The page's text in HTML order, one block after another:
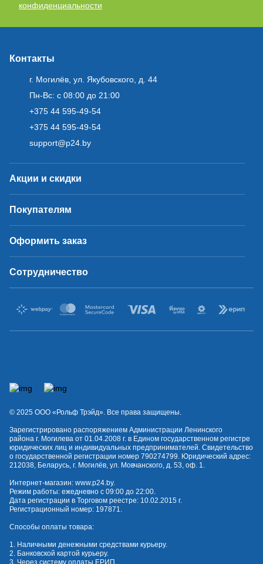
конфиденциальности
Контакты
г. Могилёв, ул. Якубовского, д. 44
Пн-Вс: с 08:00 до 21:00
+375 44 595-49-54
+375 44 595-49-54
support@p24.by
Акции и скидки
Покупателям
Оформить заказ
Сотрудничество
© 2025 OOO «Рольф Трэйд». Все права защищены.
Зарегистрировано распоряжением Администрации Ленинского
района г. Могилева от 01.04.2008 г. в Едином государственном регистре
юридических лиц и индивидуальных предпринимателей. Свидетельство
о государственной регистрации номер 790274799. Юридический адрес:
212038, Беларусь, г. Могилёв, ул. Мовчанского, д. 53, оф. 1.
Интернет-магазин: www.p24.by.
Режим работы: ежедневно с 09:00 до 22:00.
Дата регистрации в Торговом реестре: 10.02.2015 г.
Регистрационный номер: 197871.
Способы оплаты товара:
1. Наличными денежными средствами курьеру.
2. Банковской картой курьеру.